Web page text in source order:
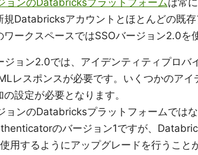
ョンのDatabricksプラットフォームは常
規Databricksアカウントとほとんどの既
ワークスペースではSSOバージョン2.0を
ジョン2.0では、アイデンティティプロバ
レスポンスが必要です。いくつかのア
の設定が必要となります。
ョンのDatabricksプラットフォームでは
のバージョン1ですが、
用するようにアップグレードを行うこ